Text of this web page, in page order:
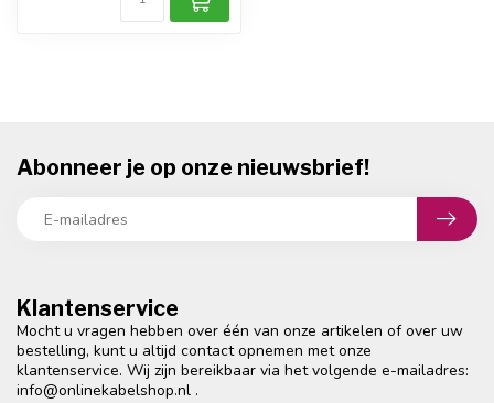
Klantenservice
Mocht u vragen hebben over één van onze artikelen of over uw
bestelling, kunt u altijd contact opnemen met onze
klantenservice. Wij zijn bereikbaar via het volgende e-mailadres:
info@onlinekabelshop.nl .
Abonneer je op onze nieuwsbrief!